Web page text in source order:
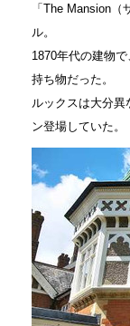
「The Mansion
ル。
1870年代の建物
持ち物だった。
ルックスは大分異
ン登場していた。